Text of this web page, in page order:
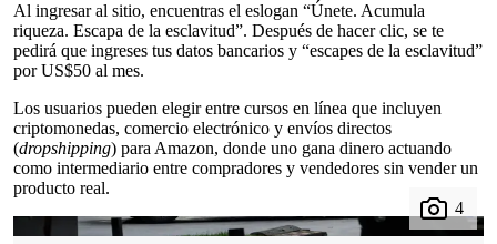
Al ingresar al sitio, encuentras el eslogan “Únete. Acumula
riqueza. Escapa de la esclavitud”. Después de hacer clic, se te
pedirá que ingreses tus datos bancarios y “escapes de la esclavitud”
por US$50 al mes.
Los usuarios pueden elegir entre cursos en línea que incluyen
criptomonedas, comercio electrónico y envíos directos
(dropshipping) para Amazon, donde uno gana dinero actuando
como intermediario entre compradores y vendedores sin vender un
producto real.